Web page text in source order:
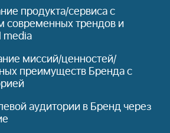
продукта/сервиса с
современных трендов и
media
миссий/ценностей/
преимуществ Бренда с
аудитории в Бренд через